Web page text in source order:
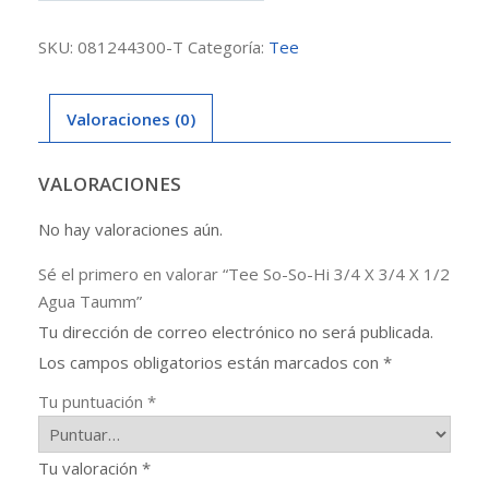
3/4
3/4
Agua
cantidad
SKU: 081244300-T Categoría: Tee
Valoraciones (0)
VALORACIONES
No hay valoraciones aún.
Sé el primero en valorar “Tee So-So-Hi 3/4 X 3/4 X 1/2
Agua Taumm”
Tu dirección de correo electrónico no será publicada.
Los campos obligatorios están marcados con *
Tu puntuación *
Tu valoración *